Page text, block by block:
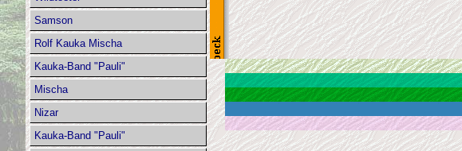
Samson
Rolf Kauka Mischa
Kauka-Band "Pauli"
Mischa
Nizar
Kauka-Band "Pauli"